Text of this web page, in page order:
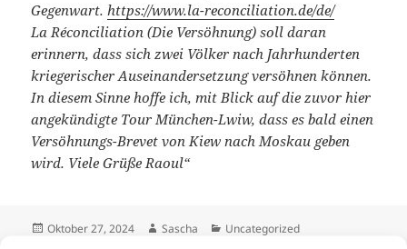
Gegenwart.https://www.la-reconciliation.de/de/
La Réconciliation (Die Versöhnung) soll daran
erinnern, dass sich zwei Völker nach Jahrhunderten
kriegerischer Auseinandersetzung versöhnen können.
In diesem Sinne hoffe ich, mit Blick auf die zuvor hier
angekündigte Tour München-Lwiw, dass es bald einen
Versöhnungs-Brevet von Kiew nach Moskau geben
wird. Viele Grüße Raoul“
Veröffentlicht
Oktober 27, 2024 Autor
Sascha Kategorien
Uncategorized